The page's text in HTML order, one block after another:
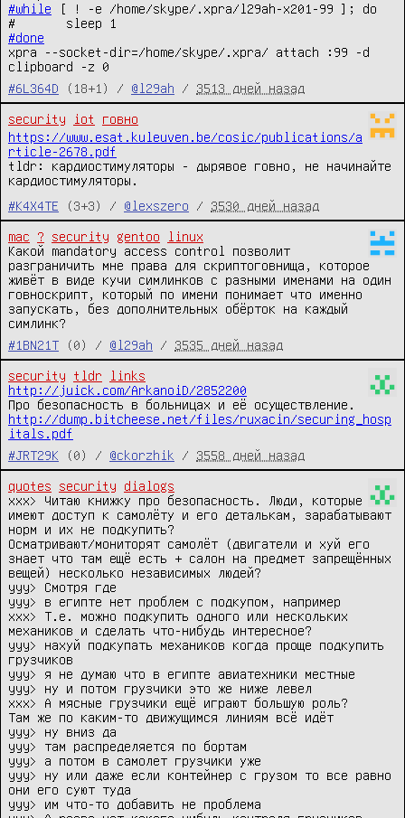
#while [ ! -e /home/skype/.xpra/l29ah-x201-99 ]; do
#done
xpra --socket-dir=/home/skype/.xpra/ attach :99 -d
clipboard -z 0
#6L364D
(18+1) / @l29ah / 3513 дней назад
security iot
говно
https://www.esat.kuleuven.be/cosic/publications/a
rticle-2678.pdf
tldr: кардиостимуляторы - дырявое говно, не начинайте
кардиостимуляторы.
#K4X4TE
(3+3) / @lexszero / 3530 дней назад
mac ? security gentoo
linux
Какой mandatory access control позволит
разграничить мне права для скриптоговнища, которое
живёт в виде кучи симлинков с разными именами на один
говноскрипт, который по имени понимает что именно
запускать, без дополнительных обёрток на каждый
симлинк?
#1BN21T
(0) / @l29ah / 3535 дней назад
security tldr
links
http://juick.com/ArkanoiD/2852200
http://dump.bitcheese.net/files/ruxacin/securing_hosp
itals.pdf
#JRT29K
(0) / @ckorzhik / 3558 дней назад
quotes security
dialogs
xxx> Читаю книжку про безопасность. Люди, которые
имеют доступ к самолёту и его деталькам, зарабатывают
норм и их не подкупить?
Осматривают/мониторят самолёт (двигатели и хуй его
знает что там ещё есть + салон на предмет запрещённых
вещей) несколько независимых людей?
yyy> Смотря где
yyy> в египте нет проблем с подкупом, например
xxx> Т.е. можно подкупить одного или нескольких
механиков и сделать что-нибудь интересное?
yyy> нахуй подкупать механиков когда проще подкупить
грузчиков
yyy> я не думаю что в египте авиатехники местные
yyy> ну и потом грузчики это же ниже левел
xxx> А мясные грузчики ещё играют большую роль?
Там же по каким-то движущимся линиям всё идёт
yyy> ну вниз да
yyy> там распределяется по бортам
yyy> а потом в самолет грузчики уже
yyy> ну или даже если контейнер с грузом то все равно
они его суют туда
yyy> им что-то добавить не проблема